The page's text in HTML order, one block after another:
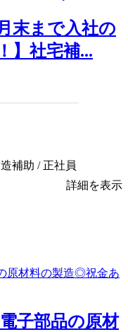
末まで入社の
】社宅補...
補助 / 正社員
詳細を表示
子部品の原材